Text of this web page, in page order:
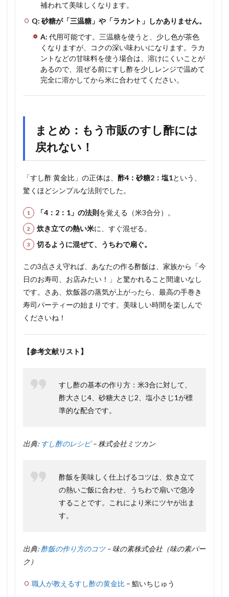
補われて美味しくなります。
Q: 砂糖が「三温糖」や「ラカント」しかありません。
A: 代用可能です。三温糖を使うと、少し色が茶色
くなりますが、コクの深い味わいになります。ラカ
ントなどの甘味料を使う場合は、溶けにくいことが
あるので、混ぜる前にすし酢を少しレンジで温めて
完全に溶かしてから米に合わせてください。
まとめ：もう市販のすし酢には
戻れない！
「すし酢 黄金比」の正体は、 酢4：砂糖2：塩1という、
驚くほどシンプルな法則でした。
「4：2：1」の法則を覚える（米3合分）。
炊き立ての熱い米に、すぐ混ぜる。
切るように混ぜて、うちわで扇ぐ。
この3点さえ守れば、あなたの作る酢飯は、家族から「今
日のお寿司、お店みたい！」と驚かれること間違いなし
です。さあ、炊飯器の蒸気が上がったら、最高の手巻き
寿司パーティーの始まりです。美味しい時間を楽しんで
くださいね！
【参考文献リスト】
すし酢の基本の作り方：米3合に対して、
酢大さじ4、砂糖大さじ2、塩小さじ1が標
準的な配合です。
出典: すし酢のレシピ– 株式会社ミツカン
酢飯を美味しく仕上げるコツは、炊き立て
の熱いご飯に合わせ、うちわで扇いで急冷
することです。これにより米にツヤが出ま
す。
出典: 酢飯の作り方のコツ– 味の素株式会社（味の素パー
ク）
職人が教えるすし酢の黄金比 – 鮨いちじゅう